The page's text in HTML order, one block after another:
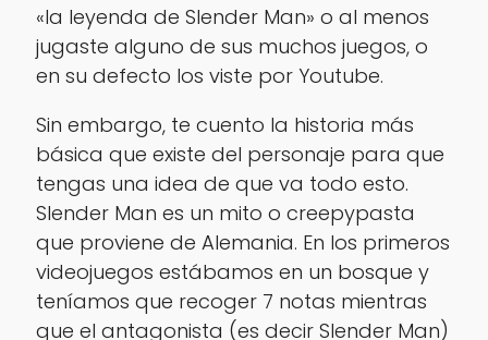
«la leyenda de Slender Man» o al menos
jugaste alguno de sus muchos juegos, o
en su defecto los viste por Youtube.
Sin embargo, te cuento la historia más
básica que existe del personaje para que
tengas una idea de que va todo esto.
Slender Man es un mito o creepypasta
que proviene de Alemania. En los primeros
videojuegos estábamos en un bosque y
teníamos que recoger 7 notas mientras
que el antagonista (es decir Slender Man)